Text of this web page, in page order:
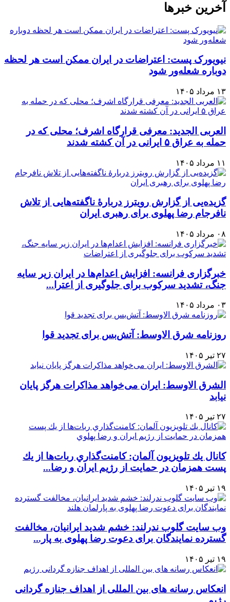
آخرین خبرها
نیویورک پست: اعتراضات در ایران ممکن است هر لحظه
دوباره شعله‌ور شود
۱۳ مرداد ۱۴۰۵
العربی الجدید: معرفی قرارگاه اشرف؛ محلی که در
حمله به عراق ۵ ایرانی در آن کشته شدند
۱۱ مرداد ۱۴۰۵
گزیده‌یی از گزارش رویترز دربارهٔ ناگفته‌هایی از تلاش
نافرجام رضا پهلوی برای رهبری ایران
۰۸ مرداد ۱۴۰۵
خبرگزاری فرانسه: افزایش اعدام‌ها در ایران زیر سایه
جنگ، تشدید سرکوب برای جلوگیری از اعترا...
۰۳ مرداد ۱۴۰۵
روزنامه شرق الاوسط: آتش‌بس برای تجدید قوا
۲۷ تیر ۱۴۰۵
الشرق الاوسط: ایران می‌خواهد مذاکرات هرگز پایان
نیابد
۲۷ تیر ۱۴۰۵
كانال يك تلويزيون آلمان: كامنت‌گذاري ربات‌ها از يك
پست همزمان در حمايت از رژيم ايران و رضا...
۱۹ تیر ۱۴۰۵
وب سایت گلوب ندرلند: خشم شدید ایرانیان، مخالفت
گسترده نمایندگان برای دعوت رضا پهلوی به پار...
۱۹ تیر ۱۴۰۵
انعکاس رسانه های بین المللی از اهداف جنازه گردانی